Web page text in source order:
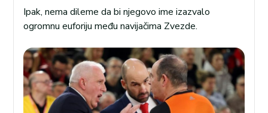
Ipak, nema dileme da bi njegovo ime izazvalo
ogromnu euforiju među navijačima Zvezde.